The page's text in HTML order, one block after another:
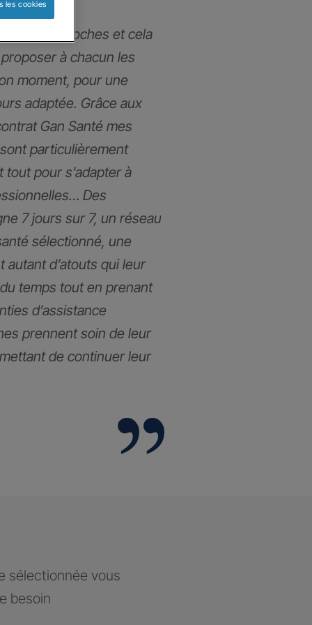
très proches et cela
à chacun les
moment, pour une
adaptée. Grâce aux
Gan Santé mes
particulièrement
tout pour s’adapter à
Des
7 jours sur 7, un réseau
sélectionné, une
autant d’atouts qui leur
temps tout en prenant
d’assistance
prennent soin de leur
de continuer leur
sélectionnée vous
besoin
les cookies